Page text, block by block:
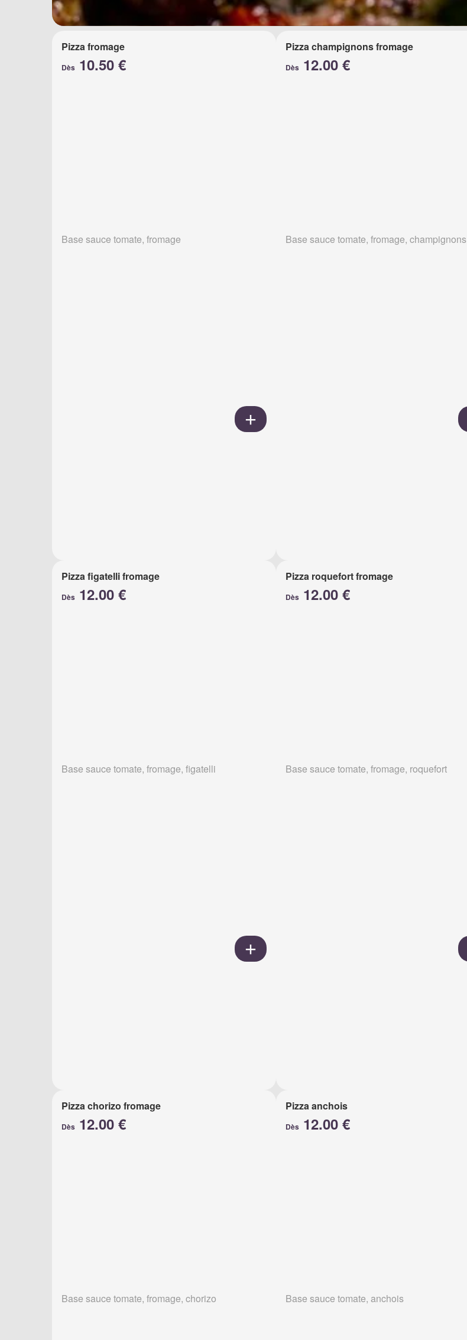
Pizza fromage
Dès 10.50 €
Base sauce tomate, fromage
Pizza champignons fromage
Dès12.00 €
Base sauce tomate, fromage, champignons
Pizza figatelli fromage
Dès 12.00 €
Base sauce tomate, fromage, figatelli
Pizza roquefort fromage
Dès12.00 €
Base sauce tomate, fromage, roquefort
Pizza chorizo fromage
Dès 12.00 €
Base sauce tomate, fromage, chorizo
Pizza anchois
Dès12.00 €
Base sauce tomate, anchois